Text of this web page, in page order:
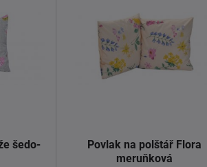
šedo-
Povlak na polštář Flora
meruňková